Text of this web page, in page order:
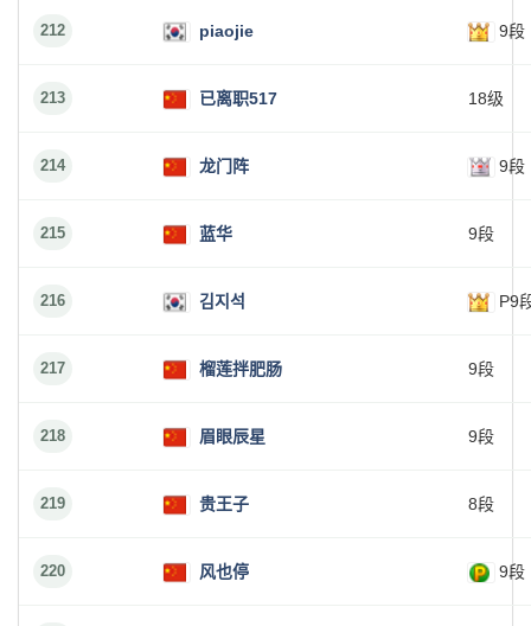
212 piaojie 9段
213 已离职517 18级
214 龙门阵 9段
215 蓝华 9段
216 김지석 P9
217 榴莲拌肥肠 9段
218 眉眼辰星 9段
219 贵王子 8段
220 风也停 9段